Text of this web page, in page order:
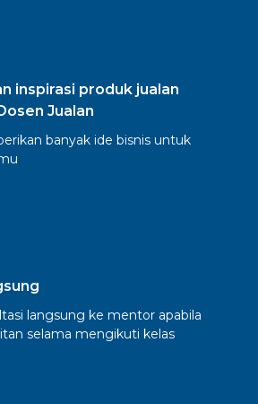
inspirasi produk jualan
Jualan
banyak ide bisnis untuk
langsung ke mentor apabila
selama mengikuti kelas